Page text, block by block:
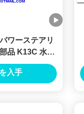
ワーステアリ
品 K13C 水ポ
16100-3320
入手